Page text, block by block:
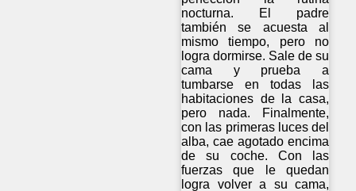
nocturna. El padre
también se acuesta al
mismo tiempo, pero no
logra dormirse. Sale de su
cama y prueba a
tumbarse en todas las
habitaciones de la casa,
pero nada. Finalmente,
con las primeras luces del
alba, cae agotado encima
de su coche. Con las
fuerzas que le quedan
logra volver a su cama,